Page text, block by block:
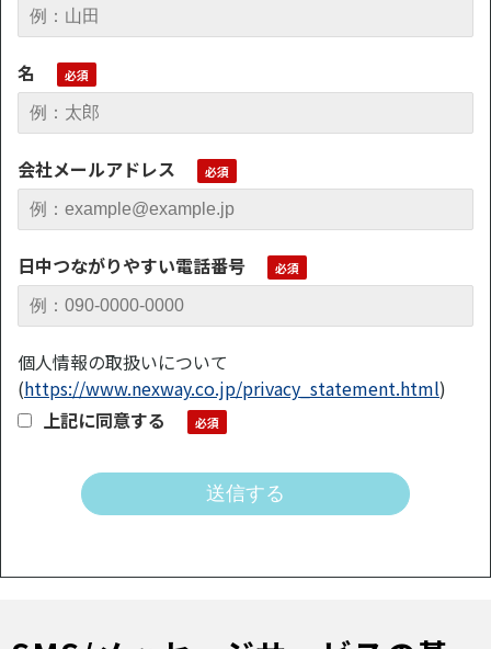
名
会社メールアドレス
日中つながりやすい電話番号
個人情報の取扱いについて
(https://www.nexway.co.jp/privacy_statement.html)
上記に同意する